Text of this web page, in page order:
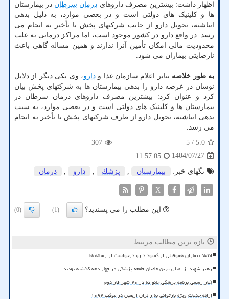
اظهار داشت: بیشترین مصرف داروهای درمان سرطان در بیمارستان
ها و کلینیک های دولتی است و در بعضی موارد، به دلیل بدهی
انباشته، تحویل دارو از جانب شرکتهای پخش با تأخیر به انجام می
رسد. در واقع دارو در کشور موجود است، اما مراکز درمانی به علت
محدودیت مالی امکان تأمین آنرا ندارند و همین مساله گاهی باعث
نارضایتی بیماران می شود.
به طور خلاصه بنابر اعلام سازمان غذا ودارو، وی یکی دیگر از دلایل
نوسان در عرضه دارو را بدهی بیمارستان ها به شرکتهای پخش بیان
کرد و عنوان کرد: بیشترین مصرف داروهای درمان سرطان در
بیمارستان ها و کلینیک های دولتی است و در بعضی موارد، به سبب
بدهی انباشته، تحویل دارو از طرف شرکتهای پخش با تأخیر به انجام
می رسد.
5.0
/ 5
307
1404/07/27
11:57:05
تگهای خبر:
بیمارستان , پزشك , دارو , درمان
X
این مطلب را می پسندید؟ (1)
(0)
تازه ترین مطالب مرتبط
انتقاد بیماران هموفیلی از کمبود دارو درخواست از رسانه ها
رهبر شهید از اصلی ترین حامیان جامعه پزشکی در چهار دهه گذشته بودند
آغاز رسمی برنامه پزشکی خانواده در ۲۰ شهر فاز دوم
ارائه خدمات ویژه بازتوانی به زائران اربعین در موکب ۱۰۹۲